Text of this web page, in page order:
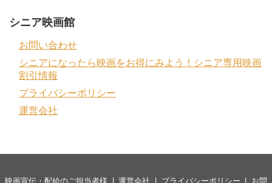
シニア映画館
お問い合わせ
シニアになったら映画をお得にみよう！シニア専用映画
割引情報
プライバシーポリシー
運営会社
映画宣伝・配給のご担当者様 運営会社 プライバシーポリシー お問